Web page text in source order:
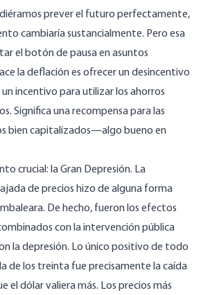
prever el futuro perfectamente,
cambiaría sustancialmente. Pero esa
el botón de pausa en asuntos
la deflación es ofrecer un desincentivo
incentivo para utilizar los ahorros
Significa una recompensa para las
bien capitalizados—algo bueno en
crucial: la Gran Depresión. La
de precios hizo de alguna forma
De hecho, fueron los efectos
con la intervención pública
la depresión. Lo único positivo de todo
de los treinta fue precisamente la caída
el dólar valiera más. Los precios más